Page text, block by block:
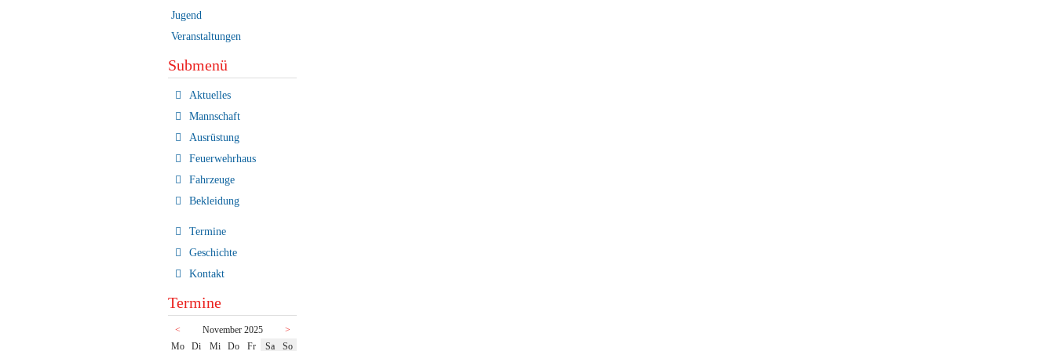
Jugend
Veranstaltungen
Submenü
Navigation
Aktuelles
Mannschaft
Ausrüstung
Feuerwehrhaus
Fahrzeuge
Bekleidung
Termine
Geschichte
Kontakt
Termine
< November 2025
>
Montag
Dienstag
Mittwoch
Donnerstag
Freitag
Samstag
Sonntag